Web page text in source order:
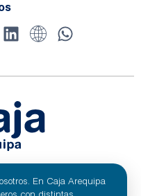
20100209641
reservados.
En Caja Arequipa